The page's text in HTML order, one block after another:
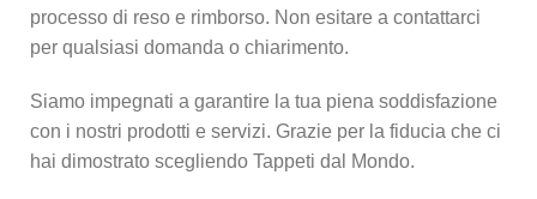
processo di reso e rimborso. Non esitare a contattarci
per qualsiasi domanda o chiarimento.
Siamo impegnati a garantire la tua piena soddisfazione
con i nostri prodotti e servizi. Grazie per la fiducia che ci
hai dimostrato scegliendo Tappeti dal Mondo.